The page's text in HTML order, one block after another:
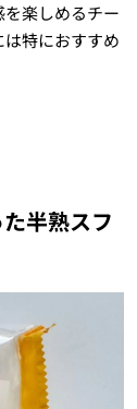
楽しめるチー
特におすすめ
半熟スフ